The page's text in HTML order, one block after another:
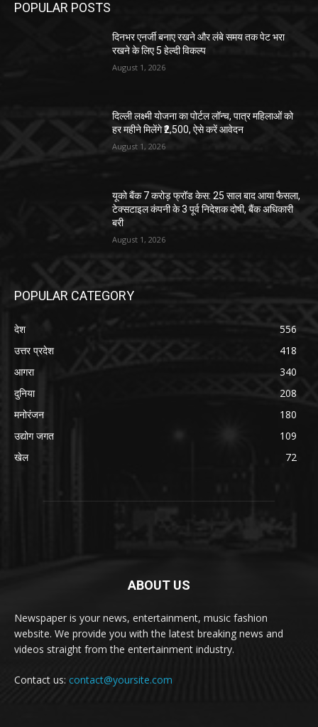
POPULAR POSTS
दिनभर एनर्जी बनाए रखने और लंबे समय तक पेट भरा
रखने के लिए 5 हेल्दी विकल्प
August 1, 2026
दिल्ली लक्ष्मी योजना का पोर्टल लॉन्च, पात्र महिलाओं को
हर महीने मिलेंगे ₹2,500, ऐसे करें आवेदन
August 1, 2026
यूको बैंक 7 करोड़ फ्रॉड केस: 25 साल बाद आया फैसला,
टेक्सटाइल कंपनी के 3 पूर्व निदेशक दोषी, बैंक अधिकारी
बरी
August 1, 2026
POPULAR CATEGORY
देश
556
उत्तर प्रदेश
418
आगरा
340
दुनिया
208
मनोरंजन
180
उद्योग जगत
109
खेल
72
ABOUT US
Newspaper is your news, entertainment, music fashion
website. We provide you with the latest breaking news and
videos straight from the entertainment industry.
Contact us: contact@yoursite.com